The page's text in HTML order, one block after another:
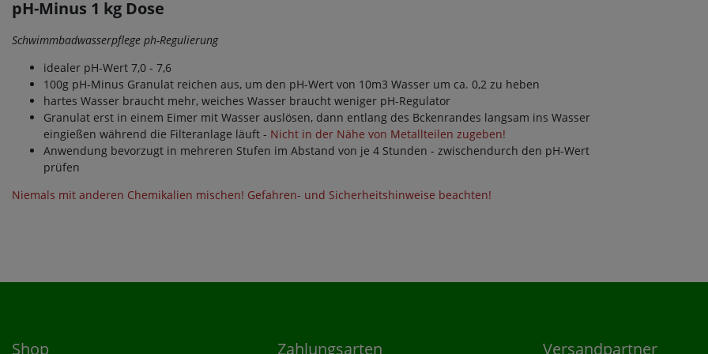
pH-Minus 1 kg Dose
Schwimmbadwasserpflege ph-Regulierung
idealer pH-Wert 7,0 - 7,6
100g pH-Minus Granulat reichen aus, um den pH-Wert von 10m3 Wasser um ca. 0,2 zu heben
hartes Wasser braucht mehr, weiches Wasser braucht weniger pH-Regulator
Granulat erst in einem Eimer mit Wasser auslösen, dann entlang des Bckenrandes langsam ins Wasser
eingießen während die Filteranlage läuft - Nicht in der Nähe von Metallteilen zugeben!
Anwendung bevorzugt in mehreren Stufen im Abstand von je 4 Stunden - zwischendurch den pH-Wert
prüfen
Niemals mit anderen Chemikalien mischen! Gefahren- und Sicherheitshinweise beachten!
Shop Zahlungsarten Versandpartner